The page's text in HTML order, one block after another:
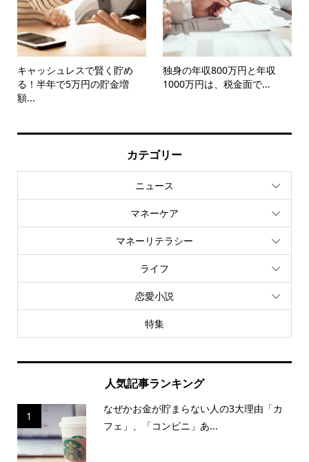
キャッシュレスで賢く貯め
る！半年で5万円の貯金増
額...
独身の年収800万円と年収
1000万円は、税金面で...
カテゴリー
ニュース
マネーケア
マネーリテラシー
ライフ
恋愛小説
特集
人気記事ランキング
1
なぜかお金が貯まらない人の3大理由「カ
フェ」、「コンビニ」あ...